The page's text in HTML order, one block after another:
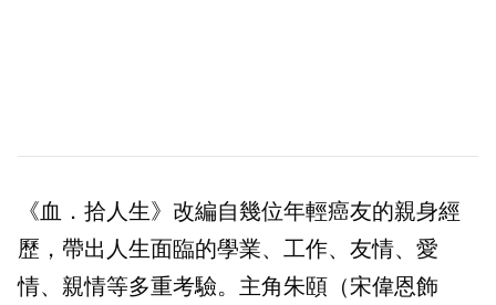
《血．拾人生》改編自幾位年輕癌友的親身經
歷，帶出人生面臨的學業、工作、友情、愛
情、親情等多重考驗。主角朱頤（宋偉恩飾